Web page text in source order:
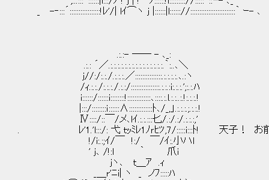
_ -‐:::´:::::::::::::::::!ﾚ'/| lｲ⌒ヽ j |::::::|l:::::://:::::::::::::::::::::::::｀ ｰ- ､
.:.:- ―― - ､_:
.:.: ´／.:.:.:.:.:.:.:.:.:.:.:.:.:.:.:.｀:..､＼
ｊ//:/:.:./.:.:.:.／:::::::::::::::.:.:.:.:.､.:ヽ
/ｨ.:.:./:.:.:./.:.:/::::::::::::::::.:.:.:i:.:.:.';:.:.ﾊ
i::::::/::::::i::::::::!:::::::::::::､::::.:.l.:.:..:.!:.:.:.!
|:::/::::::::ｉ::::::∧:::::::::::::ﾄ､/_,」.:.:.:.;.:.:.!
Ⅳ::::/::￣/メ､lｲ.:.:.:::匕/.:/.:/.:.:.:,'
. ﾚ'1.'l:::/: 弋 ｔｯﾐﾚ1ﾉｒﾋﾂ,7/:::::i:::ﾄ! 天子！ お前に
!/i:.:;ｲ/￣ !:/ ￣/ｲ:.小ハl
' ｊ､ /!:l ｀ 爪i
ｊヽ､ ｔ＿ｱ .ｨ
_＿r'ﾆi| ヽ _ ノﾌ:::::ﾊ